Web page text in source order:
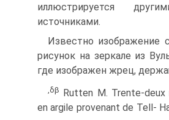
иллюстрируется
источни­ками.
Известно изображение
рисунок на зеркале из
где изображен жрец,
,δβ
Rutten М. Trente-
en argile provenant de Tell-